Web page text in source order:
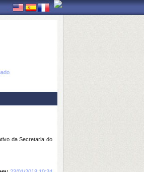
da Secretaria do